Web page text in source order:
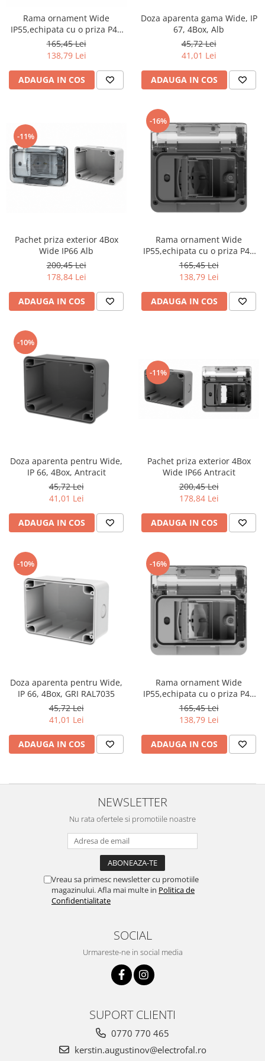
Iluminat arhitectural
Lampadare
Becuri LED Decor
Lampi de birou
Profil aluminiu
Becuri LED Smart
Becuri LED
Becuri LED cu filament
Corpuri de emergenta
Aplica LED
Profil banda LED
Iluminat festiv
Fotosenzori si Senzori de miscare
Sina Magnetica Slim LIMBO
Iluminat decorativ de Craciun
Rama ornament Wide
IP55,echipata cu o priza P40
(Schuko-Bipasso),3module,
4Box, Alb
165,45 Lei
138,79 Lei
ADAUGA IN COS
Doza aparenta gama Wide, IP
67, 4Box, Alb
45,72 Lei
41,01 Lei
ADAUGA IN COS
-11%
Pachet priza exterior 4Box
Wide IP66 Alb
200,45 Lei
178,84 Lei
ADAUGA IN COS
-16%
Rama ornament Wide
IP55,echipata cu o priza P40
(Schuko-Bipasso),3module,
4Box, Antracit
165,45 Lei
138,79 Lei
ADAUGA IN COS
-10%
Doza aparenta pentru Wide,
IP 66, 4Box, Antracit
45,72 Lei
41,01 Lei
ADAUGA IN COS
-11%
Pachet priza exterior 4Box
Wide IP66 Antracit
200,45 Lei
178,84 Lei
ADAUGA IN COS
-10%
Doza aparenta pentru Wide,
IP 66, 4Box, GRI RAL7035
45,72 Lei
41,01 Lei
ADAUGA IN COS
-16%
Rama ornament Wide
IP55,echipata cu o priza P40
(Schuko-Bipasso),3module,
4Box, GRI RAL7035
165,45 Lei
138,79 Lei
ADAUGA IN COS
NEWSLETTER
Nu rata ofertele si promotiile noastre
Vreau sa primesc newsletter cu promotiile
magazinului. Afla mai multe in Politica de
Confidentialitate
SOCIAL
Urmareste-ne in social media
SUPORT CLIENTI
0770 770 465
kerstin.augustinov@electrofal.ro